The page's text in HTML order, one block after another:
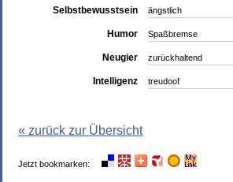
Selbstbewusstsein ängstlich
Humor Spaßbremse
Neugier zurückhaltend
Intelligenz treudoof
« zurück zur Übersicht
Jetzt bookmarken: